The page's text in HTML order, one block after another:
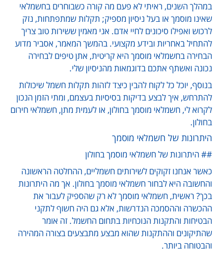
במהלך השנים, ראיתי לא פעם מה קורה כשבוחרים בחשמלאי
שאינו מוסמך או בעל ניסיון מספיק; תקלות שמתפתחות, נזק
לרכוש ואפילו סיכונים לחיי אדם. אני מאמין ששירות טוב צריך
להתחיל באחריות ובידע מקצועי. בהמשך המאמר, אסביר מדוע
הבחירה בחשמלאי מוסמך היא קריטית, אתן טיפים לבחירה
נכונה ואשתף אתכם בדוגמאות מהניסיון שלי.
בנוסף, יוכל כל לקוח להבין כיצד לזהות תקלות חשמל שיכולות
להתרחש, איך לבצע בדיקות בסיסיות בעצמם, ומתי הזמן הנכון
לקרוא לי, חשמלאי מוסמך בחולון, או לעמית מתן, חשמלאי חירום
בחולון.
היתרונות של חשמלאי מוסמך
## היתרונות של חשמלאי מוסמך בחולון
כאשר אנחנו זקוקים לשירותים חשמליים, ההחלטה הראשונה
והחשובה היא לבחור חשמלאי מוסמך בחולון. אך מה היתרונות
בכך? ראשית, חשמלאי מוסמך לא רק שהספיק לעבור את
ההכשרה וההסמכה הנדרשות, אלא גם היה חשוף לתקני
הבטיחות והתקנות הנוכחיות בתחום החשמל. זה אומר
שהתיקונים וההתקנות שהוא מבצע מתבצעים בצורה המהירה
והבטוחה ביותר.